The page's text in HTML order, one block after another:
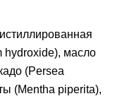
hydroxide), масло
(Persea
(Mentha piperita),